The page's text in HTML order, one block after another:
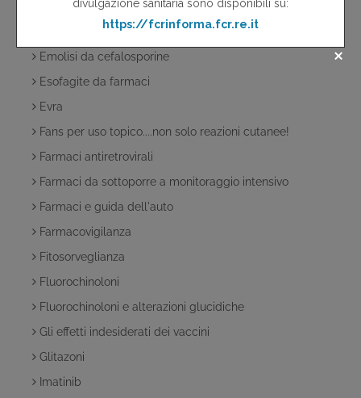
Elevate percentuali di fallimenti terapeutici associati
all'uso di una terapia tripla contenente tenofovir,
lamivudina e didanosina
Emolisi da cefalosporine
Esofagite da farmaci
Evra
Fans per uso topico....non solo reazioni cutanee!
Farmaci antiretrovirali
Farmaci da sottoporre a monitoraggio intensivo
Farmaci e guida dell'auto
Farmacovigilanza
Fitosorveglianza
Fluorochinoloni
Fluorochinoloni e alterazioni glucidiche
Gli effetti indesiderati dei vaccini
Glitazoni
Imatinib